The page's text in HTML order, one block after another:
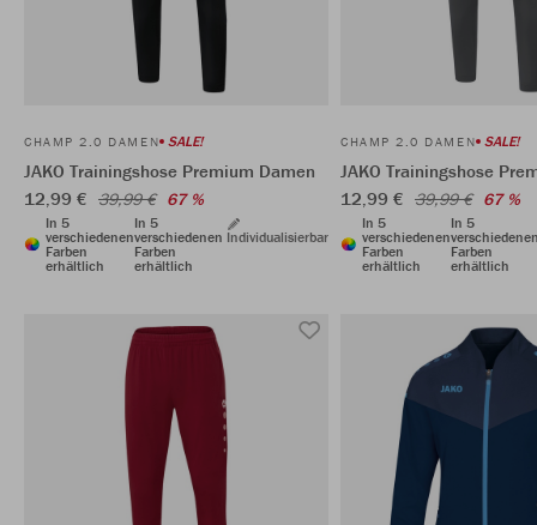
CHAMP 2.0 DAMEN SALE!
JAKO Trainingshose Premium Damen
12,99 € 39,99 € 67 %
In 5
verschiedenen
Farben
erhältlich
In 5
verschiedenen
Farben
erhältlich
Individualisierbar
CHAMP 2.0 DAMEN SALE!
JAKO Trainingshose
12,99 € 39,99 € 67 %
In 5
verschiedenen
Farben
erhältlich
In 5
Farben
erhältlich